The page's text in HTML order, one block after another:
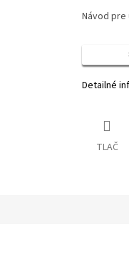
Návod
Detailné
TLAČ